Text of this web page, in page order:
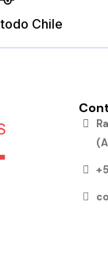
Chile